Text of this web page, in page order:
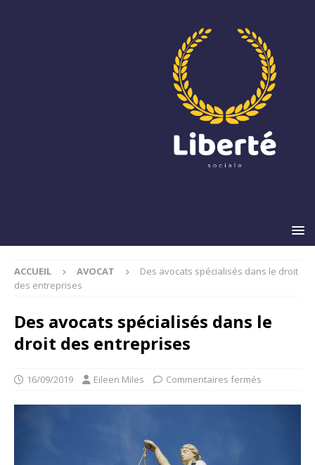
ACCUEIL AVOCAT
Des avocats spécialisés dans le droit
des entreprises
Des avocats spécialisés dans le
droit des entreprises
16/09/2019 Eileen Miles Commentaires fermés